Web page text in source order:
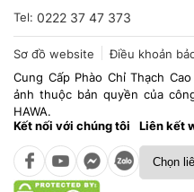
Tel: 0222 37 47 373
Sơ đồ website
Điều khoản
Cung Cấp Phào Chỉ Thạch
ảnh thuộc bản quyền của
HAWA.
Kết nối với chúng tôi
Liên kết